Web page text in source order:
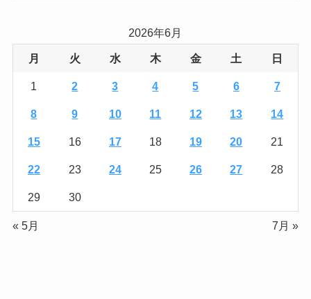
ブ
2026年6月
月 火 水 木 金 土 日
1 2 3 4 5 6 7
8 9 10 11 12 13 14
15 16 17 18 19 20 21
22 23 24 25 26 27 28
29 30
« 5月 7月 »